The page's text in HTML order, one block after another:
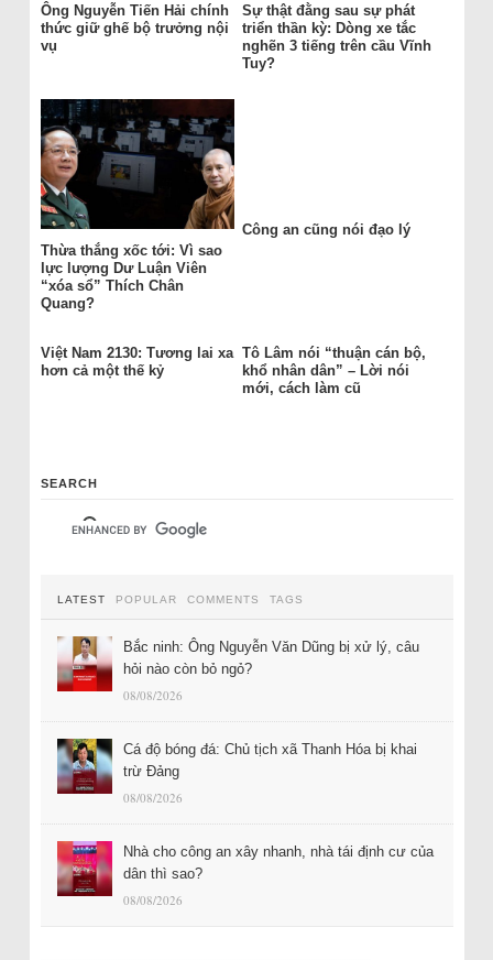
Ông Nguyễn Tiến Hải chính
thức giữ ghế bộ trưởng nội
vụ
Sự thật đằng sau sự phát
triển thần kỳ: Dòng xe tắc
nghẽn 3 tiếng trên cầu Vĩnh
Tuy?
Thừa thắng xốc tới: Vì sao
lực lượng Dư Luận Viên
“xóa sổ” Thích Chân
Quang?
Công an cũng nói đạo lý
Việt Nam 2130: Tương lai xa
hơn cả một thế kỷ
Tô Lâm nói “thuận cán bộ,
khổ nhân dân” – Lời nói
mới, cách làm cũ
SEARCH
LATEST POPULAR COMMENTS TAGS
Bắc ninh: Ông Nguyễn Văn Dũng bị xử lý, câu
hỏi nào còn bỏ ngỏ?
08/08/2026
Cá độ bóng đá: Chủ tịch xã Thanh Hóa bị khai
trừ Đảng
08/08/2026
Nhà cho công an xây nhanh, nhà tái định cư của
dân thì sao?
08/08/2026